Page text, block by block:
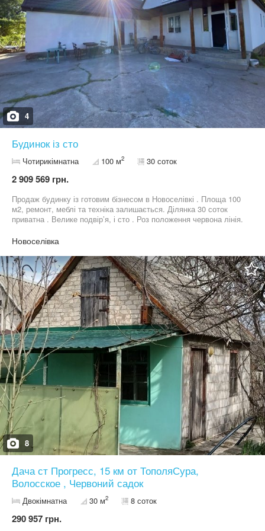
чайник, телевізори, інтернет. Також є весь посуд, постільна
білизна та лазневе приладдя. У зимовий період будинок
опалюється теплими підлогами і великим гарним каміном у
вітальні. Паркування на 4 машини. Шикарний панорамний вид на
природу та річку. на вихідні п'ятниця, субота та неділя коштує
18000 грн. і лише від двох суток. Чан оплачується окремо 4000
грн. Також е застава при заселені - 10000 грн. повертається при
виселені! Час заселення: заїзд 15:00, виїзд 11:00. Місткість до
4
Будинок із сто
Чотирикімнатна 100 м2 30 соток
2 909 569 грн.
Продаж будинку із готовим бізнесом в Новоселівкі . Площа 100
м2, ремонт, меблі та техніка залишається. Ділянка 30 соток
приватна . Велике подвір’я, і сто . Роз положення червона лінія.
Новоселівка
8
Дача ст Прогресс, 15 км от ТополяСура,
Волосское , Червоний садок
Двокімнатна 30 м2 8 соток
290 957 грн.